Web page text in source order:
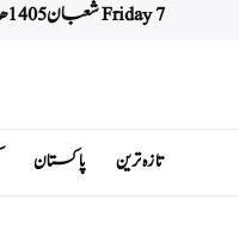
Friday 7 شعبان 1405 هـ - 7 August 2026
تازہ ترین پاکستان